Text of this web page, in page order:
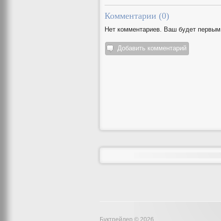
Комментарии (0)
Нет комментариев. Ваш будет
Добавить комментарий
Буктрейлер © 2026